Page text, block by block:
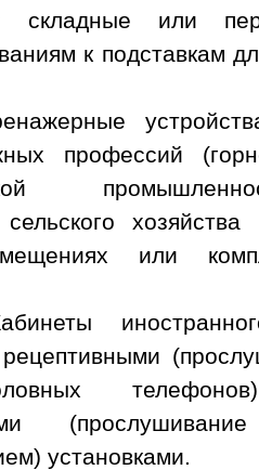
складные или
к подставкам
профессий
сельского
или
установками.